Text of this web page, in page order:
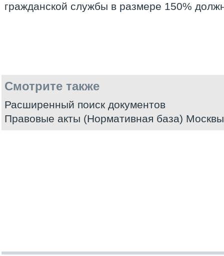
гражданской службы в размере 150%
Смотрите также
Расширенный поиск документов
Правовые акты (Нормативная база) Москвы